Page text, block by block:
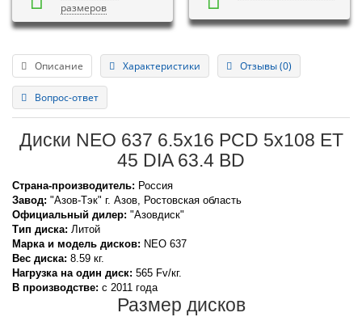
размеров
Описание Характеристики Отзывы (0)
Вопрос-ответ
Диски NEO 637 6.5x16 PCD 5x108 ET
45 DIA 63.4 BD
Страна-производитель: Россия
Завод: "Азов-Тэк" г. Азов, Ростовская область
Официальный дилер: "Азовдиск"
Тип диска: Литой
Марка и модель дисков: NEO 637
Вес диска: 8.59 кг.
Нагрузка на один диск: 565 Fv/кг.
В производстве: с 2011 года
Размер дисков